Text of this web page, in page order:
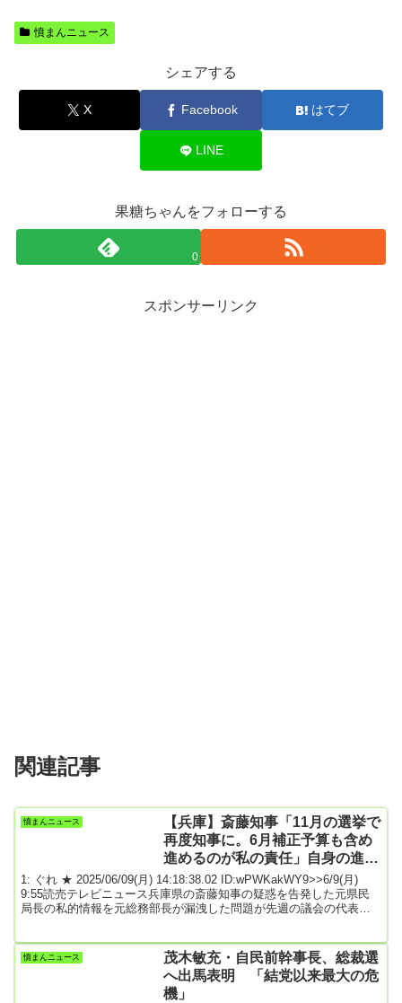
憤まんニュース
シェアする
X Facebook はてブ
LINE
果糖ちゃんをフォローする
0
スポンサーリンク
関連記事
憤まんニュース
【兵庫】斎藤知事「11月の選挙で
再度知事に。6月補正予算も含め
進めるのが私の責任」自身の進退
問う声に 元総務部長への指示を
改めて否定
1: ぐれ ★ 2025/06/09(月) 14:18:38.02 ID:wPWKakWY9>>6/9(月)
9:55読売テレビニュース兵庫県の斎藤知事の疑惑を告発した元県民
局長の私的情報を元総務部長が漏洩した問題が先週の議会の代表質
しました。斎藤知事は自身による漏洩の指示を否定しています。斎
藤知事は9日、登庁時の取材で「私は組織の長として責任を感じてい
憤まんニュース
茂木敏充・自民前幹事長、総裁選
へ出馬表明 「結党以来最大の危
機」